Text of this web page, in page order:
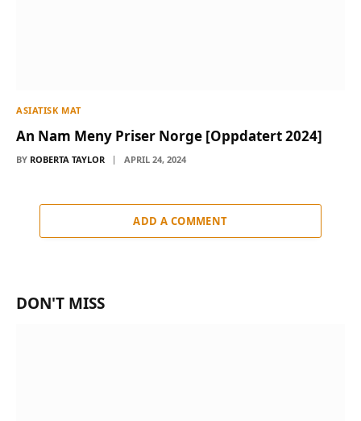
ASIATISK MAT
An Nam Meny Priser Norge [Oppdatert 2024]
BY ROBERTA TAYLOR APRIL 24, 2024
ADD A COMMENT
DON'T MISS